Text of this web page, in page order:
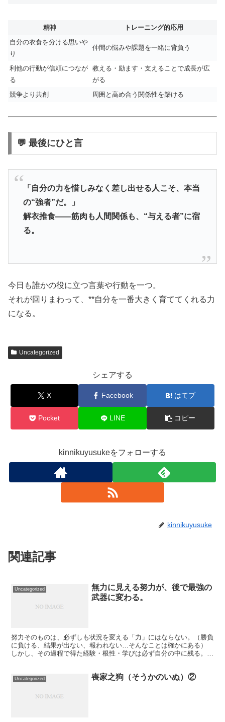
精神
トレーニング的応用
自分の衣食を分ける思いや
り
仲間の悩みや課題を一緒に背負う
利他の行動が信頼につなが
る
教える・励ます・支えることで成長が広
がる
競争より共創
周囲と高め合う関係性を築ける
💬 最後にひと言
「自分の力を惜しみなく差し出せる人こそ、本当
の“強者”だ。」
解衣推食――筋肉も人間関係も、“与える者”に宿
る。
今日も誰かの役に立つ言葉や行動を一つ。
それが回りまわって、**自分を一番大きく育ててくれる力
になる。
Uncategorized
シェアする
X Facebook はてブ
Pocket LINE コピー
kinnikuyusukeをフォローする
kinnikuyusuke
関連記事
Uncategorized
無力に見える努力が、後で最強の
武器に変わる。
努力そのものは、必ずしも状況を変える「力」にはならない。（勝負
に負ける、結果が出ない、報われない…そんなことは確かにある）
しかし、その過程で得た経験・根性・学びは必ず自分の中に残る。
Uncategorized 喪家之狗（そうかのいぬ）②